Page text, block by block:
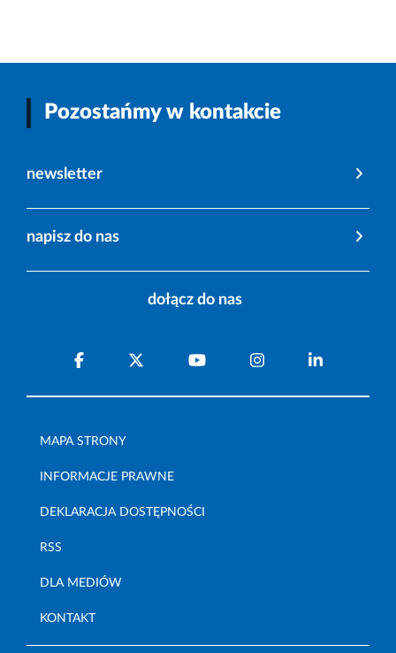
Pozostańmy w kontakcie
newsletter
napisz do nas
dołącz do nas
MAPA STRONY
INFORMACJE PRAWNE
DEKLARACJA DOSTĘPNOŚCI
RSS
DLA MEDIÓW
KONTAKT